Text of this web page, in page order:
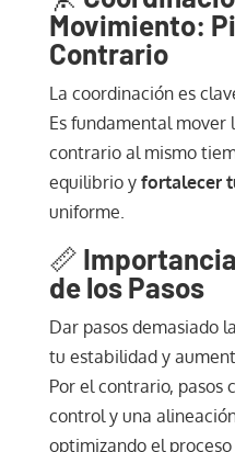
Movimiento:
Contrario
La coordinación es
Es fundamental mover
contrario al mismo
equilibrio y fortalecer
uniforme.
📏
de los Pasos
Dar pasos demasiado
tu estabilidad y
Por el contrario, pasos
control y una
optimizando el proceso